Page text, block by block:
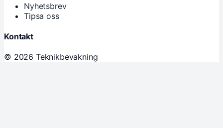
Nyhetsbrev
Tipsa oss
Kontakt
© 2026 Teknikbevakning